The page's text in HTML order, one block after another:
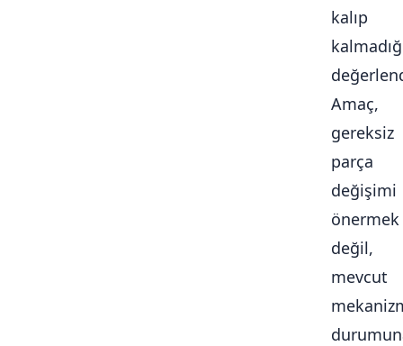
kalıp
Amaç,
gereksiz
parça
değişimi
önermek
değil,
mevcut